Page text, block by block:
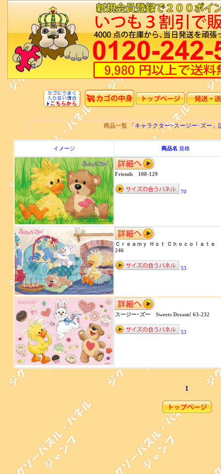
商品一覧 「キャラクター>スージー･ズー
イメージ 商品名 規格
Friends 108-129
70
Ｃｒｅａｍｙ Ｈｏｔ Ｃｈｏｃｏｌａｔｅ
246
53
スージー･ズー Sweets Dream! 63-232
53
1